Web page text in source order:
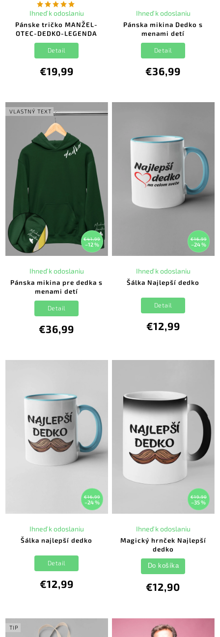
Pánske tričko MANŽEL-
OTEC-DEDKO-LEGENDA
Ihneď k odoslaniu
€19,99
Detail
Pánska mikina Dedko s
menami detí
Ihneď k odoslaniu
€36,99
Detail
VLASTNÝ TEXT
€41,99
–12 %
Pánska mikina pre dedka s
menami detí
Ihneď k odoslaniu
€36,99
Detail
€16,99
–24 %
Šálka Najlepší dedko
Ihneď k odoslaniu
€12,99
Detail
€16,99
–24 %
Šálka najlepší dedko
Ihneď k odoslaniu
€12,99
Detail
€19,90
–35 %
Magický hrnček Najlepší
dedko
Ihneď k odoslaniu
€12,90
Do košíka
TIP